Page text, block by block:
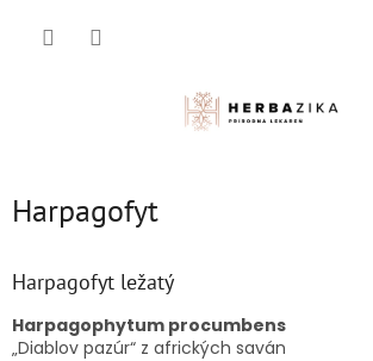
Harpagofyt
Harpagofyt ležatý
Harpagophytum procumbens
„Diablov pazúr“ z afrických saván